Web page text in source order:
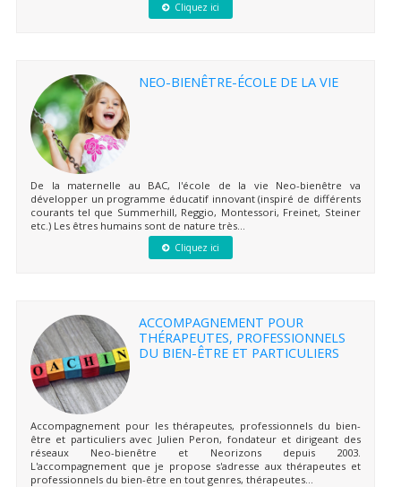
Cliquez ici
NEO-BIENÊTRE-ÉCOLE DE LA VIE
De la maternelle au BAC, l'école de la vie Neo-bienêtre va
développer un programme éducatif innovant (inspiré de différents
courants tel que Summerhill, Reggio, Montessori, Freinet, Steiner
etc.) Les êtres humains sont de nature très...
Cliquez ici
ACCOMPAGNEMENT POUR
THÉRAPEUTES, PROFESSIONNELS
DU BIEN-ÊTRE ET PARTICULIERS
Accompagnement pour les thérapeutes, professionnels du bien-
être et particuliers avec Julien Peron, fondateur et dirigeant des
réseaux Neo-bienêtre et Neorizons depuis 2003.
L'accompagnement que je propose s'adresse aux thérapeutes et
professionnels du bien-être en tout genres, thérapeutes...